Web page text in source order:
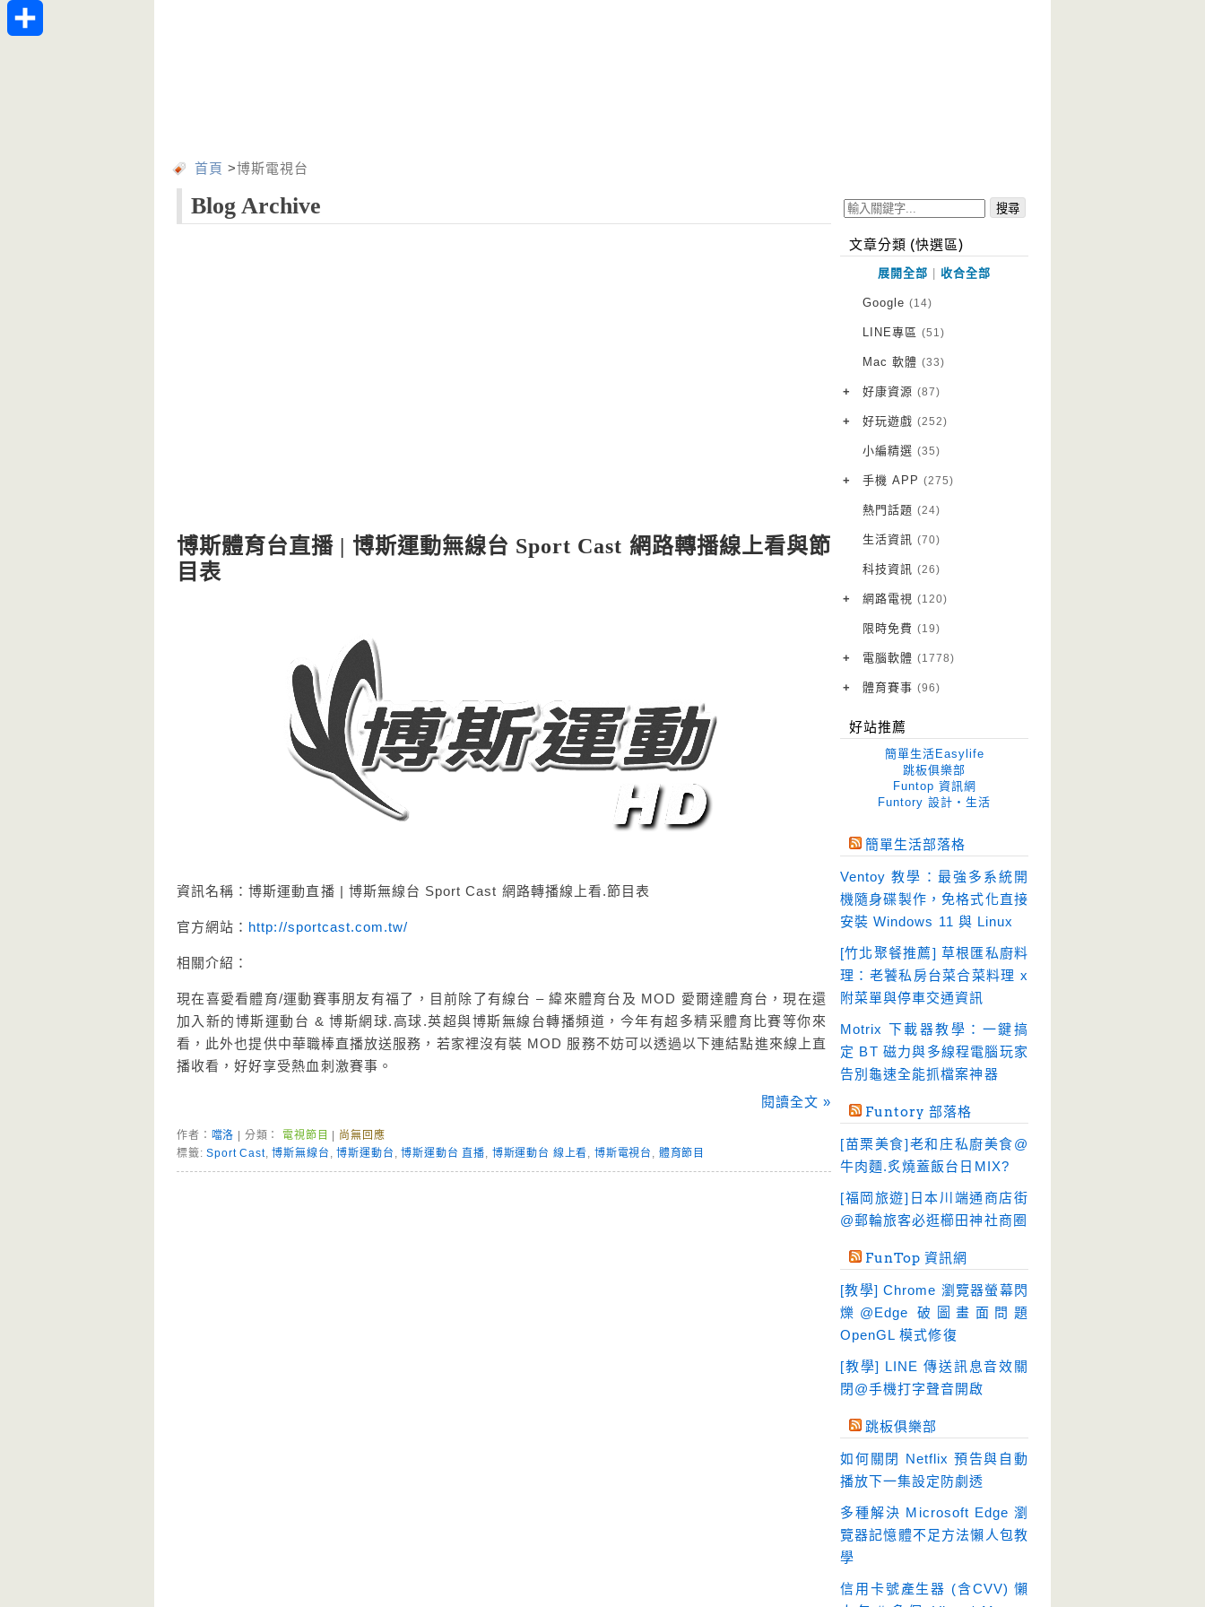
首頁 >博斯電視台
Blog Archive
博斯體育台直播 | 博斯運動無線台 Sport Cast 網路轉播線上看與節
目表
資訊名稱：博斯運動直播 | 博斯無線台 Sport Cast 網路轉播線上看.節目表
官方網站： http://sportcast.com.tw/
相關介紹：
現在喜愛看體育/運動賽事朋友有福了，目前除了有線台 – 緯來體育台及 MOD 愛爾達體育台，現在還
加入新的博斯運動台 & 博斯網球.高球.英超與博斯無線台轉播頻道，今年有超多精采體育比賽等你來
看，此外也提供中華職棒直播放送服務，若家裡沒有裝 MOD 服務不妨可以透過以下連結點進來線上直
播收看，好好享受熱血刺激賽事。
閱讀全文 »
作者： 噹洛 | 分類： 電視節目
尚無回應
標籤:Sport Cast,博斯無線台 ,博斯運動台 ,博斯運動台 直播, 博斯運動台 線上看, 博斯電視台 , 體育節目
文章分類 (快選區)
展開全部 收合全部
Google (14)
LINE專區 (51)
Mac 軟體 (33)
+ 好康資源 (87)
VPN 翻牆
免費資源
字體下載
網站推薦
+ 好玩遊戲 (252)
Android 遊戲
iOS 遊戲
網頁遊戲
電腦遊戲
小編精選 (35)
+ 手機 APP (275)
Android 軟體
iOS 軟體
Root 相關
越獄JB
熱門話題 (24)
生活資訊 (70)
科技資訊 (26)
+ 網路電視 (120)
電視影集
電視節目
限時免費 (19)
+ 電腦軟體 (1778)
作業系統
優化軟體 (38)
光碟工具 (33)
免安裝 (641)
即時通訊 (23)
壓縮軟體 (9)
安全防護 (55)
影音播放 (51)
影音轉檔 (81)
教育學習 (23)
文書工具 (91)
畫面擷取 (36)
看圖程式 (17)
硬碟工具 (64)
系統工具 (242)
(188)
翻譯軟體 (3)
輸入法 (4)
+ 體育賽事 (96)
好站推薦
簡單生活Easylife
跳板俱樂部
Funtop 資訊網
Funtory 設計‧生活
簡單生活部落格
Ventoy 教學：最強多系統開
機隨身碟製作，免格式化直接
安裝 Windows 11 與 Linux
[竹北聚餐推薦] 草根匯私廚料
理：老饕私房台菜合菜料理 x
附菜單與停車交通資訊
Motrix 下載器教學：一鍵搞
定 BT 磁力與多線程電腦玩家
告別龜速全能抓檔案神器
Funtory 部落格
[苗栗美食]老和庄私廚美食@
牛肉麵.炙燒蓋飯台日MIX?
[福岡旅遊]日本川端通商店街
@郵輪旅客必逛櫛田神社商圈
FunTop 資訊網
[教學] Chrome 瀏覽器螢幕閃
爍@Edge 破圖畫面問題
OpenGL 模式修復
[教學] LINE 傳送訊息音效關
閉@手機打字聲音開啟
跳板俱樂部
如何關閉 Netflix 預告與自動
播放下一集設定防劇透
多種解決 Microsoft Edge 瀏
覽器記憶體不足方法懶人包教
學
信用卡號產生器 (含CVV) 懶
Telegram